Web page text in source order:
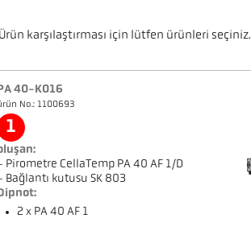
Ürün karşılaştırması için lütfen ürünleri seçiniz.
40-K016
No.: 1100693
1
Pirometre CellaTemp PA 40 AF 1/D
Bağlantı kutusu SK 803
2 x PA 40 AF 1